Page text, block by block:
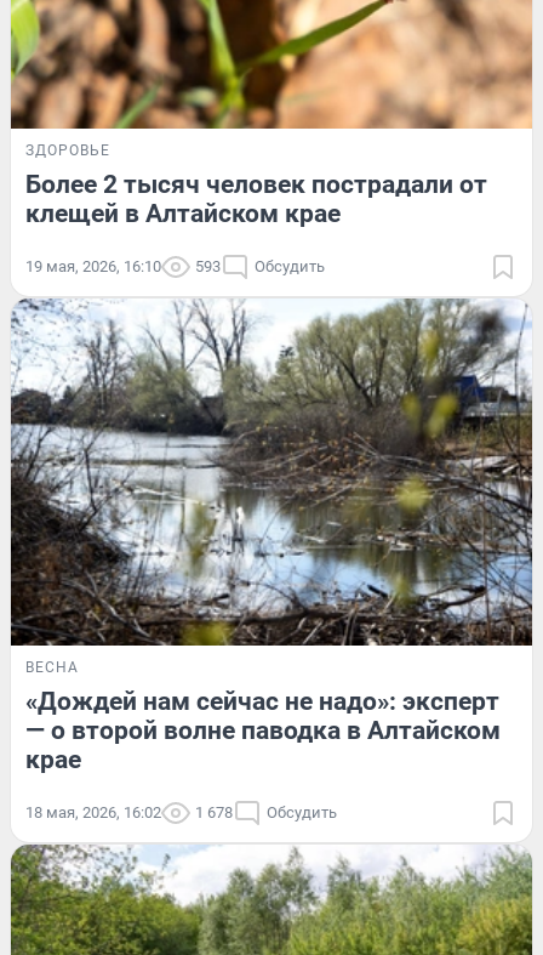
ЗДОРОВЬЕ
Более 2 тысяч человек пострадали от
клещей в Алтайском крае
19 мая, 2026, 16:10 593 Обсудить
ВЕСНА
«Дождей нам сейчас не надо»: эксперт
— о второй волне паводка в Алтайском
крае
18 мая, 2026, 16:02 1 678 Обсудить